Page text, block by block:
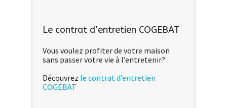
Le contrat d’entretien COGEBAT
Vous voulez profiter de votre maison
sans passer votre vie à l’entretenir?
Découvrez le contrat d’entretien
COGEBAT